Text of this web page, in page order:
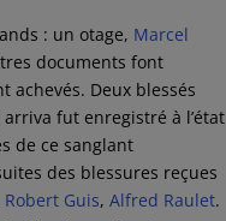
: un otage, Marcel
documents font
achevés. Deux blessés
arriva fut enregistré à l’état
de ce sanglant
des blessures reçues
Robert Guis,Alfred Raulet.